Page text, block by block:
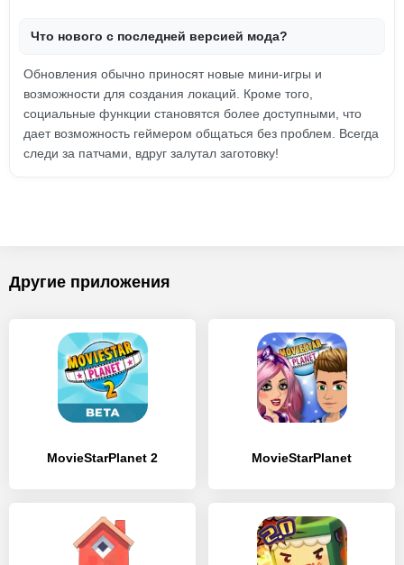
Что нового с последней версией мода?
Обновления обычно приносят новые мини-игры и
возможности для создания локаций. Кроме того,
социальные функции становятся более доступными, что
дает возможность геймером общаться без проблем. Всегда
следи за патчами, вдруг залутал заготовку!
Другие приложения
MovieStarPlanet 2 MovieStarPlanet